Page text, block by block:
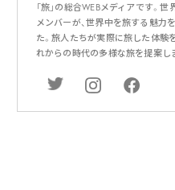
「旅」の総合WEBメディアです。
メンバーが、世界中を旅する魅力
た。旅人たちが実際に旅した体験
れからの時代の多様な旅を提案し